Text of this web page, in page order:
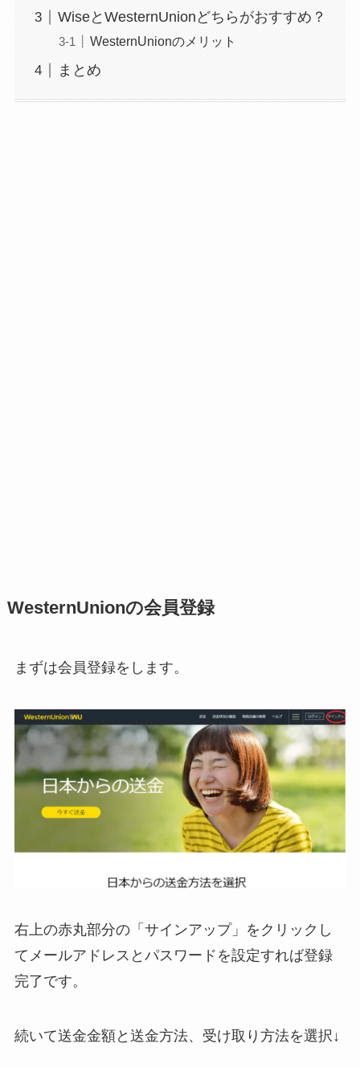
WiseとWesternUnionどちらがおすすめ？
WesternUnionのメリット
まとめ
WesternUnionの会員登録
まずは会員登録をします。
右上の赤丸部分の「サインアップ」をクリックし
てメールアドレスとパスワードを設定すれば登録
完了です。
続いて送金金額と送金方法、受け取り方法を選択↓